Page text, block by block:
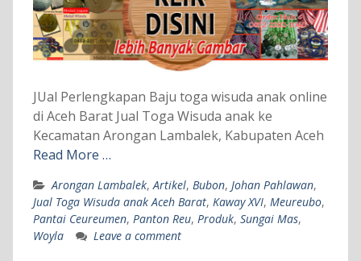
JUal Perlengkapan Baju toga wisuda anak online
di Aceh Barat Jual Toga Wisuda anak ke
Kecamatan Arongan Lambalek, Kabupaten Aceh
Read More …
Arongan Lambalek,Artikel, Bubon, Johan Pahlawan,
Jual Toga Wisuda anak Aceh Barat, Kaway XVI, Meureubo,
Pantai Ceureumen, Panton Reu, Produk, Sungai Mas,
Woyla
Leave a comment